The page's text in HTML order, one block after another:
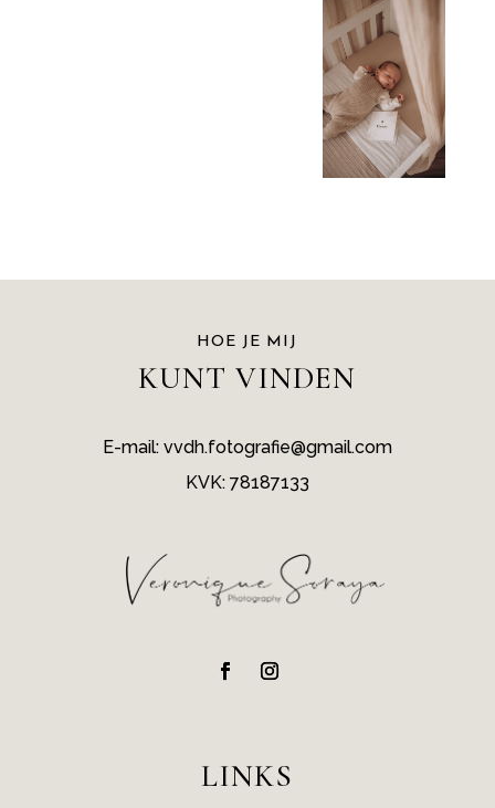
HOE JE MIJ
KUNT VINDEN
E-mail: vvdh.fotografie@gmail.com
KVK: 78187133
LINKS